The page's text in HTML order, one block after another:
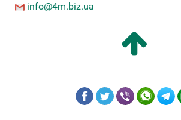
info@4m.biz.ua